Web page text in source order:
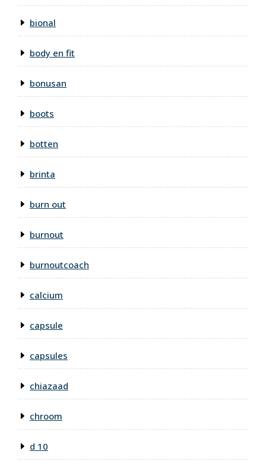
bional
body en fit
bonusan
boots
botten
brinta
burn out
burnout
burnoutcoach
calcium
capsule
capsules
chiazaad
chroom
d 10